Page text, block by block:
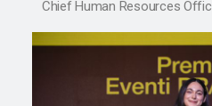
Chief Human Resources